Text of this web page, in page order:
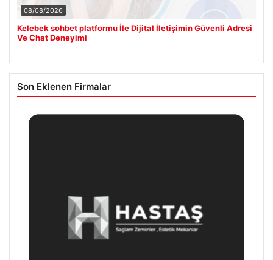
08/08/2026
Kelebek sohbet platformu İle Dijital İletişimin Güvenli Adresi
Ve Chat Deneyimi
Son Eklenen Firmalar